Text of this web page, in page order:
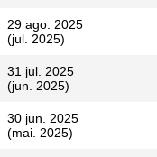
29 ago. 2025
(jul. 2025)
31 jul. 2025
(jun. 2025)
30 jun. 2025
(mai. 2025)